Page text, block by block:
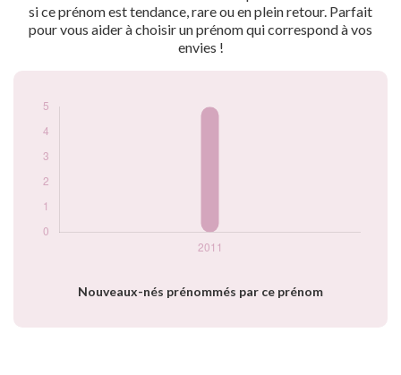
si ce prénom est tendance, rare ou en plein retour. Parfait
pour vous aider à choisir un prénom qui correspond à vos
envies !
Nouveaux-nés prénommés par ce prénom